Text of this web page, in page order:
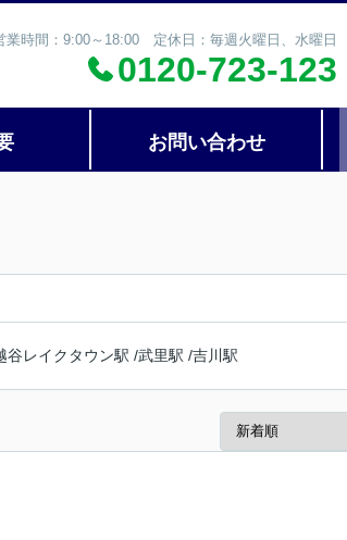
業時間：9:00～18:00 定休日：毎週火曜日、水曜日
0120-723-123
お問い合わせ
谷レイクタウン駅 /武里駅 /吉川駅